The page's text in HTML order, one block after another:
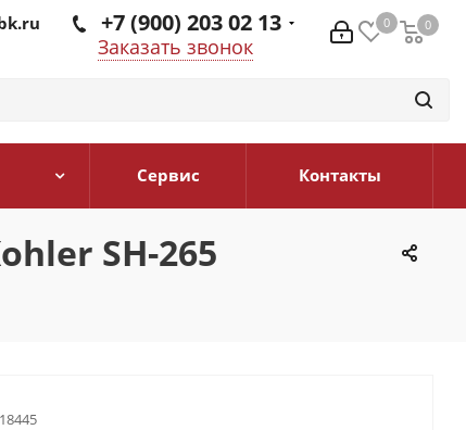
0 0
0
+7 (900) 203 02 13
Заказать звонок
Сервис Контакты
SH-265